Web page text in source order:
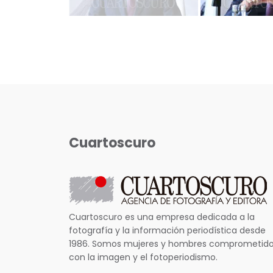
Cuartoscuro
Cuartoscuro es una empresa dedicada a la
fotografía y la información periodística desde
1986. Somos mujeres y hombres
con la imagen y el fotoperiodismo.